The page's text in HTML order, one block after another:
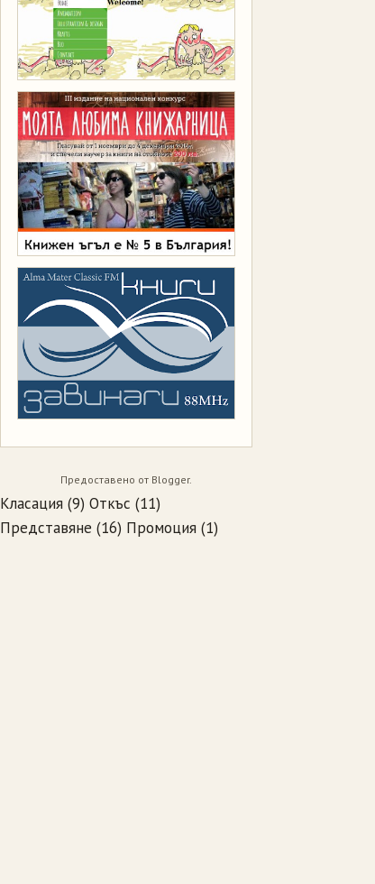
Предоставено от Blogger.
Класация (9) Откъс (11)
Представяне (16) Промоция (1)